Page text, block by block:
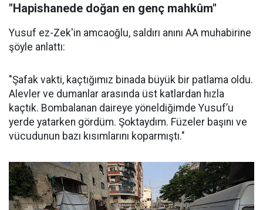
"Hapishanede doğan en genç mahkûm"
Yusuf ez-Zek'in amcaoğlu, saldırı anını AA muhabirine
şöyle anlattı:
"Şafak vakti, kaçtığımız binada büyük bir patlama oldu.
Alevler ve dumanlar arasında üst katlardan hızla
kaçtık. Bombalanan daireye yöneldiğimde Yusuf’u
yerde yatarken gördüm. Şoktaydım. Füzeler başını ve
vücudunun bazı kısımlarını koparmıştı."